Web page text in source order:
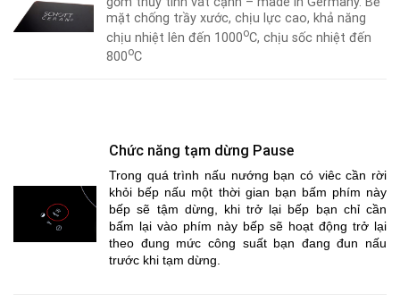
mặt chống trầy xước, chịu lực cao, khả năng
chịu nhiệt lên đến 1000oC, chịu sốc nhiệt đến
800oC
Chức năng tạm dừng Pause
Trong quá trình nấu nướng bạn có viêc cần rời
khỏi bếp nấu một thời gian bạn bấm phím này
bếp sẽ tậm dừng, khi trở lại bếp bạn chỉ cần
bấm lại vào phím này bếp sẽ hoạt động trở lại
theo đung mức công suất bạn đang đun nấu
trước khi tạm dừng.